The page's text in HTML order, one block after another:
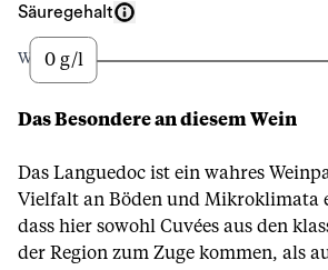
Säuregehalt
Wenig0 g/l
Das Besondere an diesem Wein
Das Languedoc ist ein wahres
Vielfalt an Böden und Mikroklimata
dass hier sowohl Cuvées aus den
der Region zum Zuge kommen, als